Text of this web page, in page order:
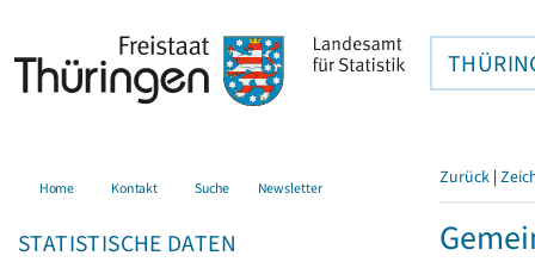
Home Kontakt Suche Newsletter
STATISTISCHE DATEN
Zurück |